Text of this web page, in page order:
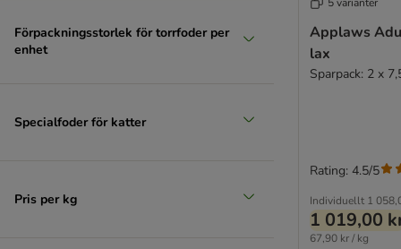
Foder för kattungar
Dubbelpack
Förpackningsstorlek för torrfoder per
enhet
Specialfoder för katter
Pris per kg
5 varianter
Applaws
lax
Sparpack: 2 x
Individuellt 1
1 019,00
67,90 kr / kg
Rating: 4.5/5